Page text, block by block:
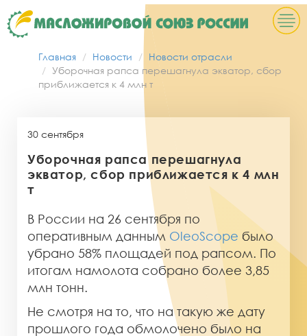
Главная Новости
Новости отрасли
Уборочная рапса перешагнула экватор, сбор
приближается к 4 млн т
30 сентября
Уборочная рапса перешагнула
экватор, сбор приближается к 4 млн
т
В России на 26 сентября по
оперативным данным OleoScope было
убрано 58% площадей под рапсом. По
итогам намолота собрано более 3,85
млн тонн.
Не смотря на то, что на такую же дату
прошлого года обмолочено было на